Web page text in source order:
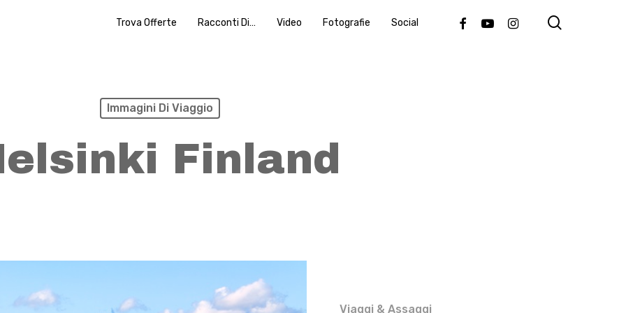
Trova Offerte Racconti Di… Video Fotografie Social FacebookYoutubeInstagram
Immagini Di Viaggio
Finland
Viaggi & Assaggi